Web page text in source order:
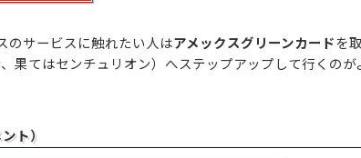
のサービスに触れたい人はアメックスグリーンカードを
果てはセンチュリオン）へステップアップして行くのが
ト）